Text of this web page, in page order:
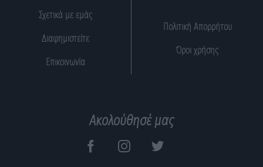
Σχετικά με εμάς
Διαφημιστείτε
Επικοινωνία
Πολιτική Απορρήτου
Όροι χρήσης
Ακολούθησέ μας